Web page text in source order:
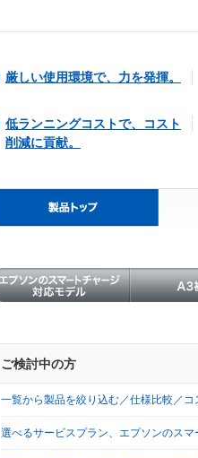
厳しい使用環境で、力を発揮。
低ランニングコストで、コスト
削減に貢献。
ご検討中の方
一覧から製品を絞り込む／仕様比較／
選べるサービスプラン、エプソンのスマ